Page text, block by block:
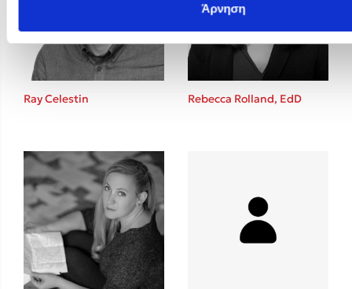
Άρνηση
Ray Celestin Rebecca Rolland, EdD